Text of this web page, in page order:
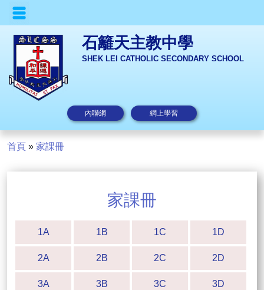
石籬天主教中學
SHEK LEI CATHOLIC SECONDARY SCHOOL
內聯網 網上學習
首頁 » 家課冊
家課冊
1A 1B 1C 1D
2A 2B 2C 2D
3A 3B 3C 3D